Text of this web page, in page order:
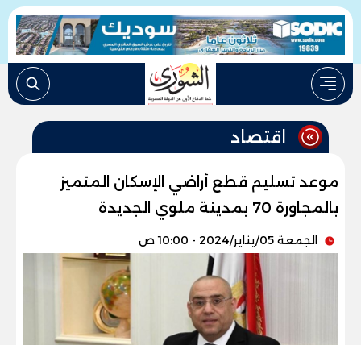
اقتصاد
موعد تسليم قطع أراضي الإسكان المتميز
بالمجاورة 70 بمدينة ملوي الجديدة
الجمعة 05/يناير/2024 - 10:00 ص